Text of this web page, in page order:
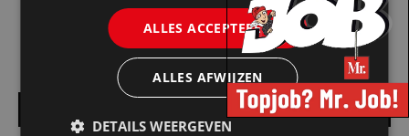
Alle vacatures
ALLES ACCEPTEREN
ALLES AFWIJZEN
DETAILS WEERGEVEN